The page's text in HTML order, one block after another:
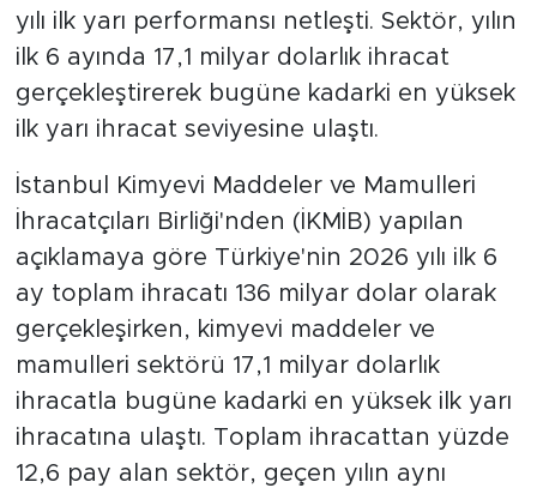
yılı ilk yarı performansı netleşti. Sektör, yılın
ilk 6 ayında 17,1 milyar dolarlık ihracat
gerçekleştirerek bugüne kadarki en yüksek
ilk yarı ihracat seviyesine ulaştı.
İstanbul Kimyevi Maddeler ve Mamulleri
İhracatçıları Birliği'nden (İKMİB) yapılan
açıklamaya göre Türkiye'nin 2026 yılı ilk 6
ay toplam ihracatı 136 milyar dolar olarak
gerçekleşirken, kimyevi maddeler ve
mamulleri sektörü 17,1 milyar dolarlık
ihracatla bugüne kadarki en yüksek ilk yarı
ihracatına ulaştı. Toplam ihracattan yüzde
12,6 pay alan sektör, geçen yılın aynı